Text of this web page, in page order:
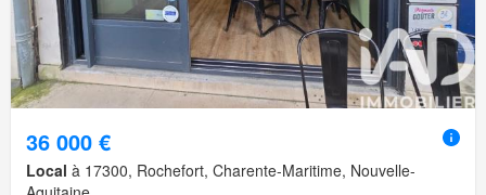
36 000 €
Local à 17300, Rochefort, Charente-Maritime, Nouvelle-